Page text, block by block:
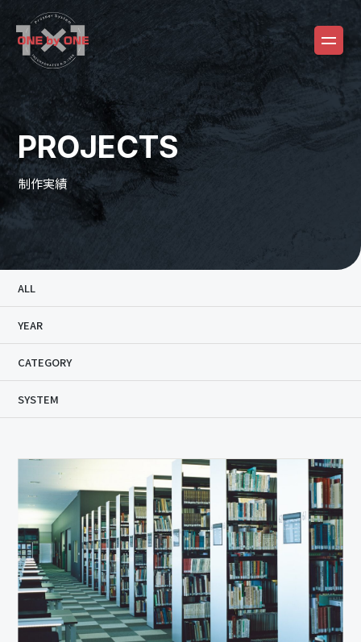
PROJECTS
制作実績
ALL
YEAR
CATEGORY
SYSTEM